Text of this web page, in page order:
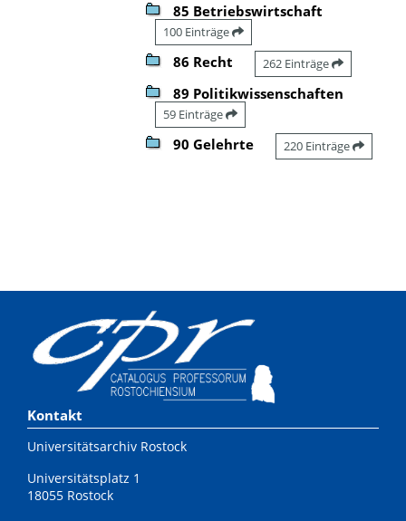
85 Betriebswirtschaft
100 Einträge
86 Recht 262 Einträge
89 Politikwissenschaften
59 Einträge
90 Gelehrte 220 Einträge
Kontakt
Universitätsarchiv Rostock
Universitätsplatz 1
18055 Rostock